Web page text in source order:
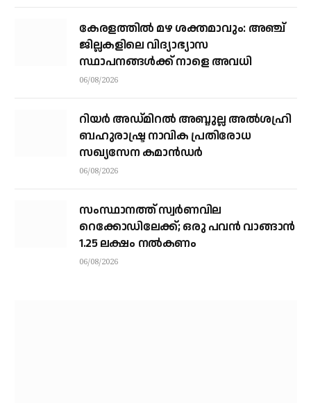
കേരളത്തില്‍ മഴ ശക്തമാവും: അഞ്ച്
ജില്ലകളിലെ വിദ്യാഭ്യാസ
സ്ഥാപനങ്ങള്‍ക്ക് നാളെ അവധി
06/08/2026
റിയര്‍ അഡ്മിറല്‍ അബ്ദുല്ല അല്‍ശഹ്രി
ബഹുരാഷ്ട്ര നാവിക പ്രതിരോധ
സഖ്യസേന കമാന്‍ഡര്‍
06/08/2026
സംസ്ഥാനത്ത് സ്വര്‍ണവില
റെക്കോഡിലേക്ക്; ഒരു പവന്‍ വാങ്ങാന്‍
1.25 ലക്ഷം നല്‍കണം
06/08/2026